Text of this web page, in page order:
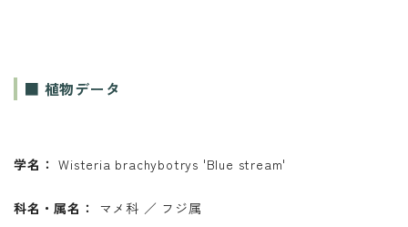
■ 植物データ
学名： Wisteria brachybotrys 'Blue stream'
科名・属名： マメ科 ／ フジ属